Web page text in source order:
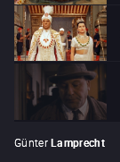
Günter Lamprecht